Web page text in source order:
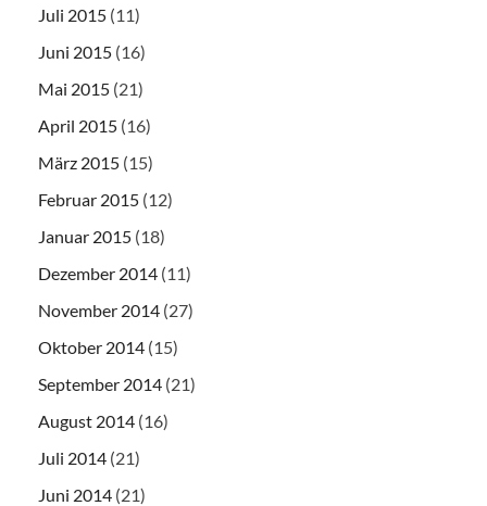
Juli 2015 (11)
Juni 2015 (16)
Mai 2015 (21)
April 2015 (16)
März 2015 (15)
Februar 2015 (12)
Januar 2015 (18)
Dezember 2014 (11)
November 2014 (27)
Oktober 2014 (15)
September 2014 (21)
August 2014 (16)
Juli 2014 (21)
Juni 2014 (21)